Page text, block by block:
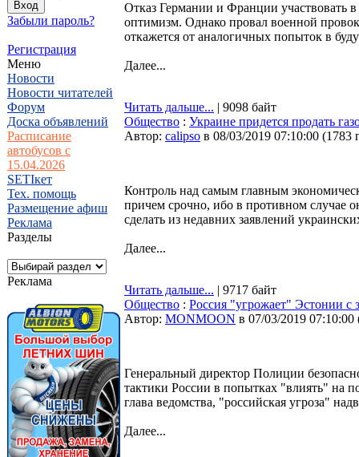
Забыли пароль?
Регистрация
Меню
Новости
Новости читателей
Форум
Доска объявлений
Расписание
автобусов с
15.04.2026
SETIкет
Тех. помощь
Размещение афиш
Реклама
Разделы
Реклама
Отказ Германии и Франции участвовать
оптимизм. Однако провал военной
откажется от аналогичных попыток в
Далее...
Читать дальше... | 9098 байт
Общество : Украине придется продать
Автор: calipso в 08/03/2019 07:10:00 (1783
Контроль над самым главным
причем срочно, ибо в противном случае
сделать из недавних заявлений
Далее...
Читать дальше... | 9717 байт
Общество : Россия "угрожает" Эстонии
Автор: MONMOON в 07/03/2019 07:10:00
Генеральный директор Полиции
тактики России в попытках "влиять" на
глава ведомства, "российская угроза"
Далее...